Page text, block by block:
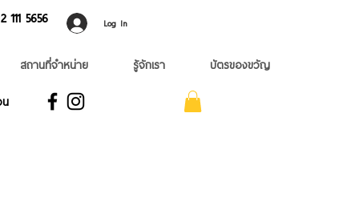
5656 Log In
สถานที่จำหน่าย รู้จักเรา บัตรของขวัญ
น